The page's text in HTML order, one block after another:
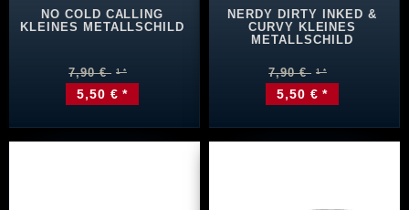
NO COLD CALLING
KLEINES METALLSCHILD
7,90 €
5,50 € *
NERDY DIRTY INKED &
CURVY KLEINES
METALLSCHILD
7,90 €
5,50 € *